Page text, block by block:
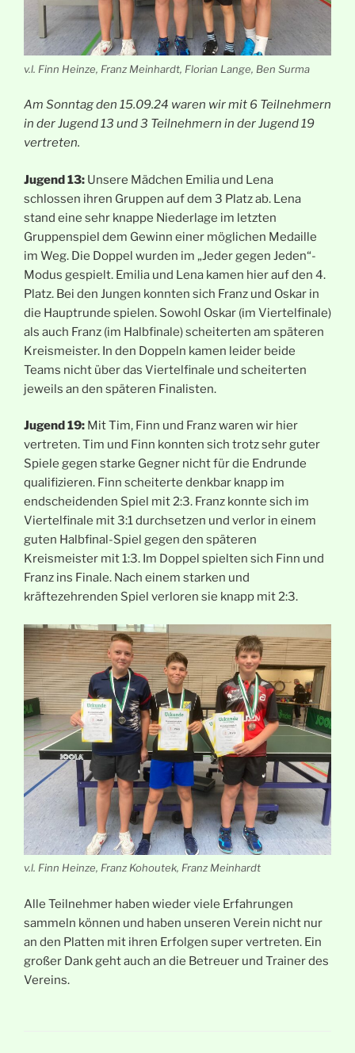
v.l. Finn Heinze, Franz Meinhardt, Florian Lange, Ben Surma
Am Sonntag den 15.09.24 waren wir mit 6 Teilnehmern
in der Jugend 13 und 3 Teilnehmern in der Jugend 19
vertreten.
Jugend 13: Unsere Mädchen Emilia und Lena
schlossen ihren Gruppen auf dem 3 Platz ab. Lena
stand eine sehr knappe Niederlage im letzten
Gruppenspiel dem Gewinn einer möglichen Medaille
im Weg. Die Doppel wurden im „Jeder gegen Jeden“-
Modus gespielt. Emilia und Lena kamen hier auf den 4.
Platz. Bei den Jungen konnten sich Franz und Oskar in
die Hauptrunde spielen. Sowohl Oskar (im Viertelfinale)
als auch Franz (im Halbfinale) scheiterten am späteren
Kreismeister. In den Doppeln kamen leider beide
Teams nicht über das Viertelfinale und scheiterten
jeweils an den späteren Finalisten.
Jugend 19: Mit Tim, Finn und Franz waren wir hier
vertreten. Tim und Finn konnten sich trotz sehr guter
Spiele gegen starke Gegner nicht für die Endrunde
qualifizieren. Finn scheiterte denkbar knapp im
endscheidenden Spiel mit 2:3. Franz konnte sich im
Viertelfinale mit 3:1 durchsetzen und verlor in einem
guten Halbfinal-Spiel gegen den späteren
Kreismeister mit 1:3. Im Doppel spielten sich Finn und
Franz ins Finale. Nach einem starken und
kräftezehrenden Spiel verloren sie knapp mit 2:3.
v.l. Finn Heinze, Franz Kohoutek, Franz Meinhardt
Alle Teilnehmer haben wieder viele Erfahrungen
sammeln können und haben unseren Verein nicht nur
an den Platten mit ihren Erfolgen super vertreten. Ein
großer Dank geht auch an die Betreuer und Trainer des
Vereins.